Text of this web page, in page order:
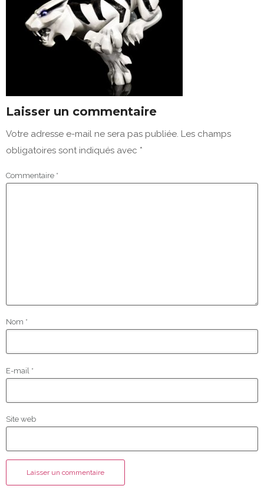
Laisser un commentaire
Votre adresse e-mail ne sera pas publiée. Les champs
obligatoires sont indiqués avec *
Commentaire *
Nom *
E-mail *
Site web